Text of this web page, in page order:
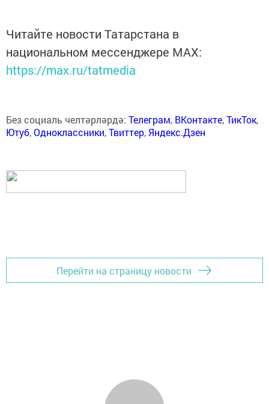
Читайте новости Татарстана в
национальном мессенджере MАХ:
https://max.ru/tatmedia
Без социаль челтәрләрдә: Телеграм, ВКонтакте,ТикТок,
Ютуб,Одноклассники,Твиттер, Яндекс.Дзен
Перейти на страницу новости